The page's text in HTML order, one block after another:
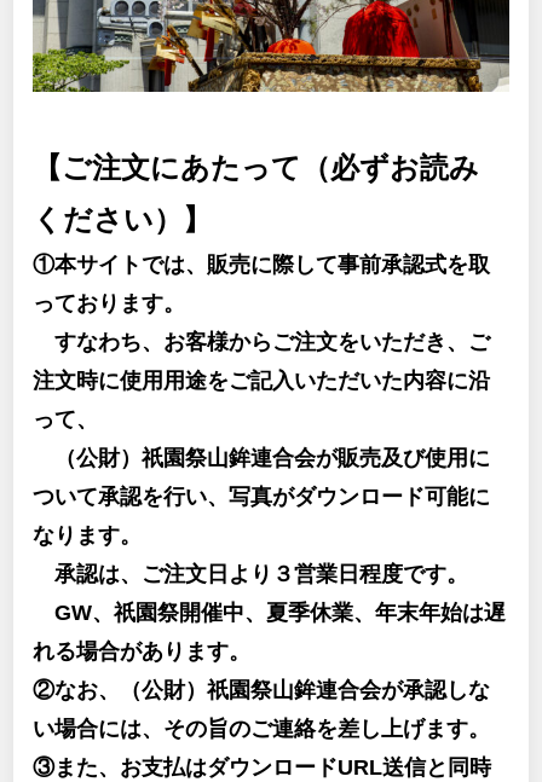
【ご注文にあたって（必ずお読み
ください）】
①本サイトでは、販売に際して事前承認式を取
っております。
すなわち、お客様からご注文をいただき、ご
注文時に使用用途をご記入いただいた内容に沿
って、
（公財）祇園祭山鉾連合会が販売及び使用に
ついて承認を行い、写真がダウンロード可能に
なります。
承認は、ご注文日より３営業日程度です。
GW、祇園祭開催中、夏季休業、年末年始は遅
れる場合があります。
②なお、（公財）祇園祭山鉾連合会が承認しな
い場合には、その旨のご連絡を差し上げます。
③また、お支払はダウンロードURL送信と同時